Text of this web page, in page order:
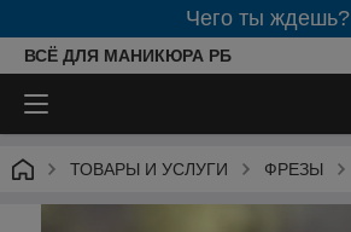
Чего ты ждешь?
ВСЁ ДЛЯ МАНИКЮРА РБ
ТОВАРЫ И УСЛУГИ ФРЕЗЫ